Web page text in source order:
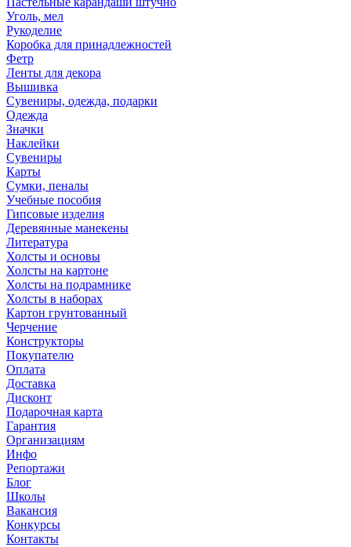
Уголь, мел
Рукоделие
Коробка для принадлежностей
Фетр
Ленты для декора
Вышивка
Сувениры, одежда, подарки
Одежда
Значки
Наклейки
Сувениры
Карты
Сумки, пеналы
Учебные пособия
Гипсовые изделия
Деревянные манекены
Литература
Холсты и основы
Холсты на картоне
Холсты на подрамнике
Холсты в наборах
Картон грунтованный
Черчение
Конструкторы
Покупателю
Оплата
Доставка
Дисконт
Подарочная карта
Гарантия
Организациям
Инфо
Репортажи
Блог
Школы
Вакансия
Конкурсы
Контакты